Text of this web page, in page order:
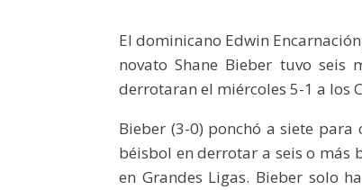
El dominicano Edwin
novato Shane Bieber tuvo seis
derrotaran el miércoles 5-1 a los
Bieber (3-0) ponchó a siete
béisbol en derrotar a seis o más
en Grandes Ligas. Bieber solo